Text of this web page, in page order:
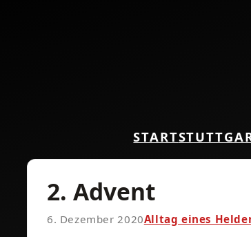
START
2. Advent
6. Dezember 2020Alltag eines